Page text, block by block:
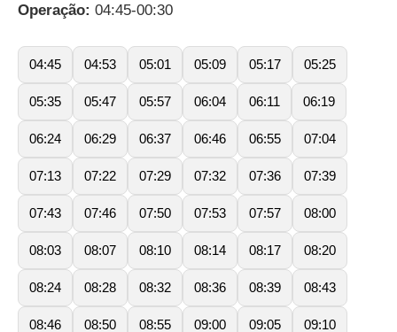
Operação: 04:45-00:30
04:45 04:53 05:01 05:09 05:17 05:25
05:35 05:47 05:57 06:04 06:11 06:19
06:24 06:29 06:37 06:46 06:55 07:04
07:13 07:22 07:29 07:32 07:36 07:39
07:43 07:46 07:50 07:53 07:57 08:00
08:03 08:07 08:10 08:14 08:17 08:20
08:24 08:28 08:32 08:36 08:39 08:43
08:46 08:50 08:55 09:00 09:05 09:10